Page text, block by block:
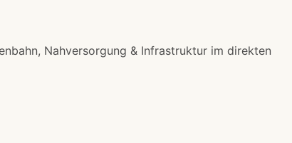
Nahversorgung & Infrastruktur im direkten